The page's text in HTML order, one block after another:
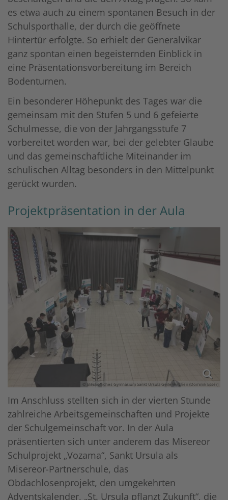
es etwa auch zu einem spontanen Besuch in der
Schulsporthalle, der durch die geöffnete
Hintertür erfolgte. So erhielt der Generalvikar
ganz spontan einen begeisternden Einblick in
eine Präsentationsvorbereitung im Bereich
Bodenturnen.
Ein besonderer Höhepunkt des Tages war die
gemeinsam mit den Stufen 5 und 6 gefeierte
Schulmesse, die von der Jahrgangsstufe 7
vorbereitet worden war, bei der gelebter Glaube
und das gemeinschaftliche Miteinander im
schulischen Alltag besonders in den Mittelpunkt
gerückt wurden.
Projektpräsentation in der Aula
© Bischöfliches Gymnasium Sankt Ursula Geilenkirchen (Dominik Esser)
Im Anschluss stellten sich in der vierten Stunde
zahlreiche Arbeitsgemeinschaften und Projekte
der Schulgemeinschaft vor. In der Aula
präsentierten sich unter anderem das Misereor
Schulprojekt „Vozama“, Sankt Ursula als
Misereor-Partnerschule, das
Obdachlosenprojekt, den umgekehrten
Adventskalender, „St. Ursula pflanzt Zukunft“, die